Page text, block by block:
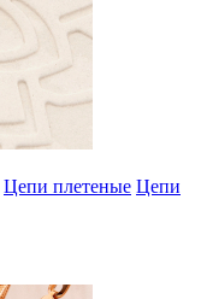
Цепи плетеные Цепи